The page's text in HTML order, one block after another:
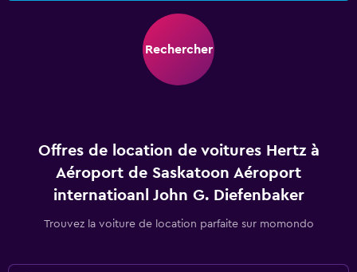
Rechercher
Offres de location de voitures Hertz à
Aéroport de Saskatoon Aéroport
internatioanl John G. Diefenbaker
Trouvez la voiture de location parfaite sur momondo